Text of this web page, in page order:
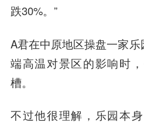
跌30%。”
A君在中原地区操盘一家
端高温对景区的影响时
槽。
不过他很理解，乐园本